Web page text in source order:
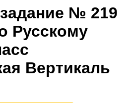
№ 219
Русскому
Вертикаль